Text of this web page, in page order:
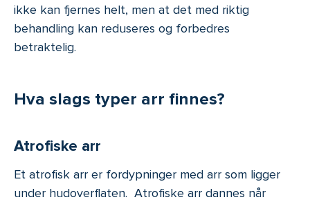
ikke kan fjernes helt, men at det med riktig
behandling kan reduseres og forbedres
betraktelig.
Hva slags typer arr finnes?
Atrofiske arr
Et atrofisk arr er fordypninger med arr som ligger
under hudoverflaten. Atrofiske arr dannes når